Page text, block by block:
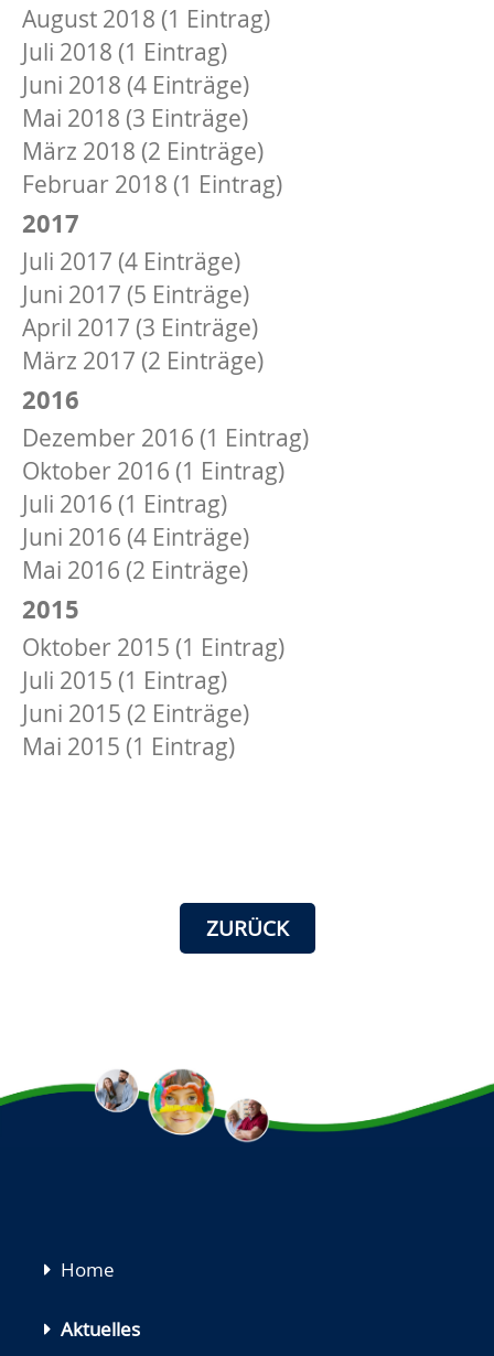
August 2018 (1 Eintrag)
Juli 2018 (1 Eintrag)
Juni 2018 (4 Einträge)
Mai 2018 (3 Einträge)
März 2018 (2 Einträge)
Februar 2018 (1 Eintrag)
2017
Juli 2017 (4 Einträge)
Juni 2017 (5 Einträge)
April 2017 (3 Einträge)
März 2017 (2 Einträge)
2016
Dezember 2016 (1 Eintrag)
Oktober 2016 (1 Eintrag)
Juli 2016 (1 Eintrag)
Juni 2016 (4 Einträge)
Mai 2016 (2 Einträge)
2015
Oktober 2015 (1 Eintrag)
Juli 2015 (1 Eintrag)
Juni 2015 (2 Einträge)
Mai 2015 (1 Eintrag)
ZURÜCK
Navigation
Home
Aktuelles